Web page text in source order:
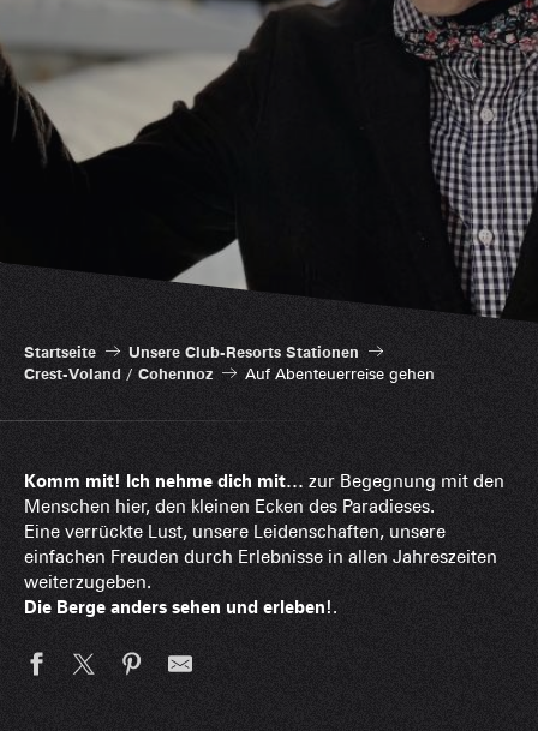
Startseite
Unsere Club-Resorts Stationen
Crest-Voland / Cohennoz
Auf Abenteuerreise gehen
Komm mit! Ich nehme dich mit… zur Begegnung mit den
Menschen hier, den kleinen Ecken des Paradieses.
Eine verrückte Lust, unsere Leidenschaften, unsere
einfachen Freuden durch Erlebnisse in allen Jahreszeiten
weiterzugeben.
Die Berge anders sehen und erleben!.